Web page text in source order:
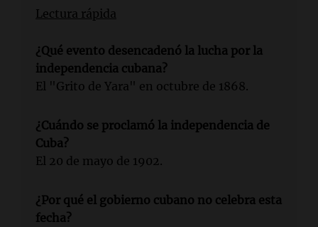
Lectura rápida
¿Qué evento desencadenó la lucha por la
independencia cubana?
El "Grito de Yara" en octubre de 1868.
¿Cuándo se proclamó la independencia de
Cuba?
El 20 de mayo de 1902.
¿Por qué el gobierno cubano no celebra esta
fecha?